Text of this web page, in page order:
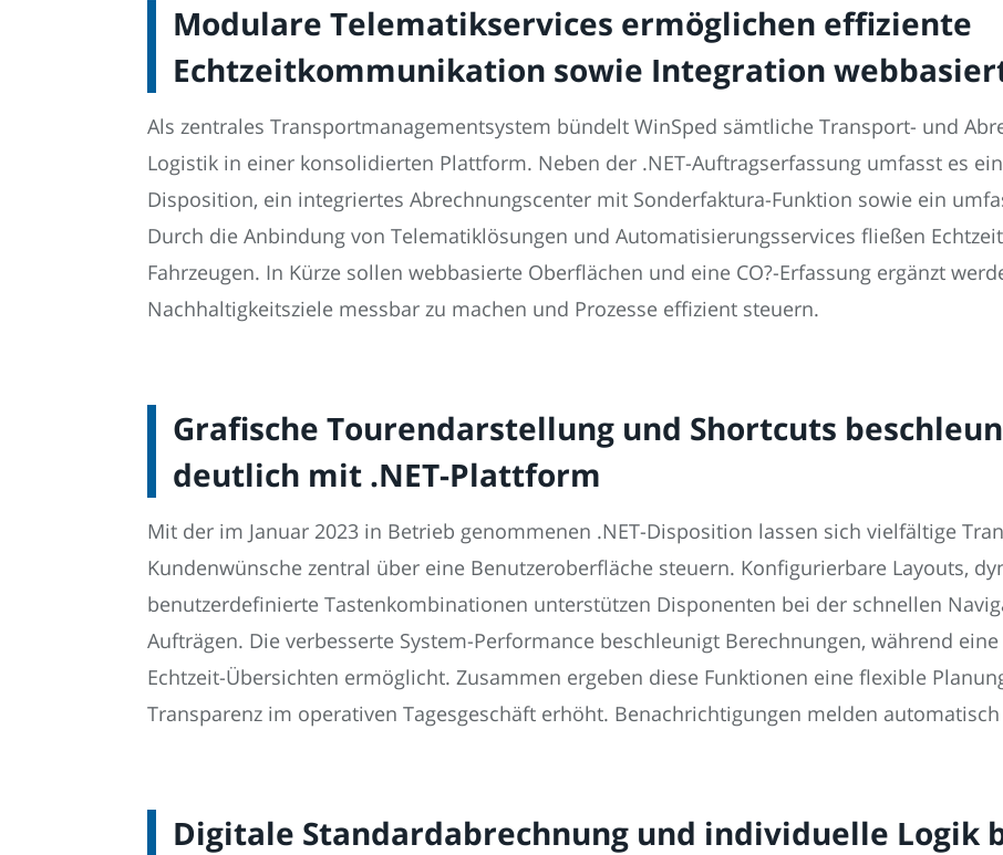
Modulare Telematikservices ermöglichen effiziente
Echtzeitkommunikation sowie Integration
Als zentrales Transportmanagementsystem bündelt WinSped sämtliche Transport- und
Logistik in einer konsolidierten Plattform. Neben der .NET-Auftragserfassung umfasst es
Disposition, ein integriertes Abrechnungscenter mit Sonderfaktura-Funktion sowie ein
Durch die Anbindung von Telematiklösungen und Automatisierungsservices fließen
Fahrzeugen. In Kürze sollen webbasierte Oberflächen und eine CO?-Erfassung ergänzt
Nachhaltigkeitsziele messbar zu machen und Prozesse effizient steuern.
Grafische Tourendarstellung und Shortcuts
deutlich mit .NET-Plattform
Mit der im Januar 2023 in Betrieb genommenen .NET-Disposition lassen sich vielfältige
Kundenwünsche zentral über eine Benutzeroberfläche steuern. Konfigurierbare Layouts,
benutzerdefinierte Tastenkombinationen unterstützen Disponenten bei der schnellen
Aufträgen. Die verbesserte System-Performance beschleunigt Berechnungen, während
Echtzeit-Übersichten ermöglicht. Zusammen ergeben diese Funktionen eine flexible
Transparenz im operativen Tagesgeschäft erhöht. Benachrichtigungen melden
Digitale Standardabrechnung und individuelle Logik